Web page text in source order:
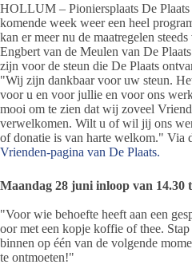
HOLLUM – Pioniersplaats De
komende week weer een heel
kan er meer nu de maatregelen
Engbert van de Meulen van De
zijn voor de steun die De Plaats
"Wij zijn dankbaar voor uw steun.
voor u en voor jullie en voor ons
mooi om te zien dat wij zoveel
verwelkomen. Wilt u of wil jij ons
of donatie is van harte welkom." Via
Vrienden-pagina van De Plaats.
Maandag 28 juni inloop van 14.30
"Voor wie behoefte heeft aan een
oor met een kopje koffie of thee.
binnen op één van de volgende
te ontmoeten!"